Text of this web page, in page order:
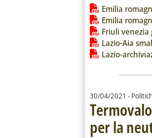
ListaEmilia
Emilia
Friuli
Lazio-Aia
Lazio-
30/04/2021 -
per la